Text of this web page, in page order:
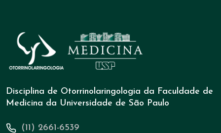
Disciplina de Otorrinolaringologia da Faculdade de
Medicina da Universidade de São Paulo
(11) 2661-6539